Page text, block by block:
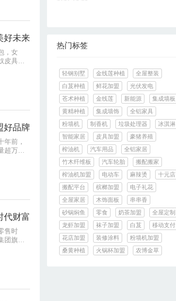
好未来
，女
具以
好品牌
年前，
超万
代财富
售时
旗下
热门标签
轻钢别墅 金线莲种植
全屋整装
白芨种植
鲜花加盟
光伏发电
苍术种植
金线莲 新能源
集成墙板
黄精种植
集成墙饰
全铝家具
粉墙机
制香机 垃圾处理器
冰淇淋
智能家居
皮具加盟
豪猪养殖
榨油机
汽车用品
全铝家居
竹木纤维板
汽车轮胎
搬配搬家
榨油机加盟
电动车 麻辣烫
十元店
搬配平台
槟榔加盟
电子礼花
全屋家居
木饰面板
串串香
砂锅焖鱼
零食 奶茶加盟
全屋定制
龙虾加盟
袜子加盟 白芨
移动支付
花店加盟
装修涂料
粉墙机加盟
桑黄种植
火锅杯加盟 农博金草